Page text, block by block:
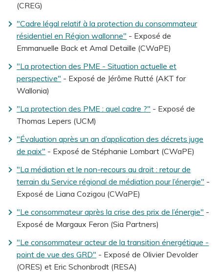
(CREG)
"Cadre légal relatif à la protection du consommateur
résidentiel en Région wallonne" - Exposé de
Emmanuelle Back et Amal Detaille (CWaPE)
"La protection des PME - Situation actuelle et
perspective" - Exposé de Jérôme Rutté (AKT for
Wallonia)
"La protection des PME : quel cadre ?" - Exposé de
Thomas Lepers (UCM)
"Évaluation après un an d’application des décrets juge
de paix" - Exposé de Stéphanie Lombart (CWaPE)
"La médiation et le non-recours au droit : retour de
terrain du Service régional de médiation pour l’énergie" -
Exposé de Liana Cozigou (CWaPE)
"Le consommateur après la crise des prix de l’énergie" -
Exposé de Margaux Feron (Sia Partners)
"Le consommateur acteur de la transition énergétique -
point de vue des GRD" - Exposé de Olivier Devolder
(ORES) et Eric Schonbrodt (RESA)